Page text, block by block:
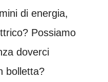
di energia,
Possiamo
doverci
bolletta?